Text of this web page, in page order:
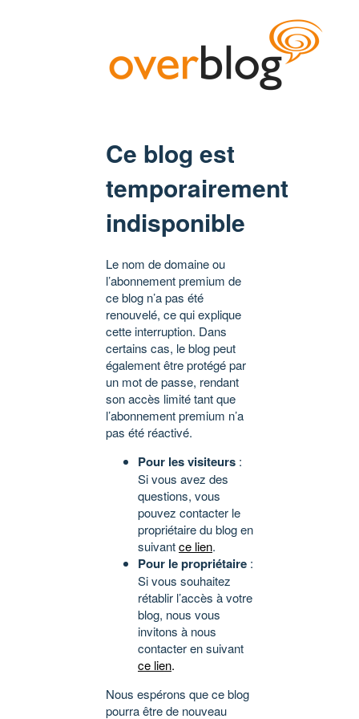
Ce blog est
temporairement
indisponible
Le nom de domaine ou
l’abonnement premium de
ce blog n’a pas été
renouvelé, ce qui explique
cette interruption. Dans
certains cas, le blog peut
également être protégé par
un mot de passe, rendant
son accès limité tant que
l’abonnement premium n’a
pas été réactivé.
Pour les visiteurs :
Si vous avez des
questions, vous
pouvez contacter le
propriétaire du blog en
suivantce lien.
Pour le propriétaire :
Si vous souhaitez
rétablir l’accès à votre
blog, nous vous
invitons à nous
contacter en suivant
ce lien.
Nous espérons que ce blog
pourra être de nouveau